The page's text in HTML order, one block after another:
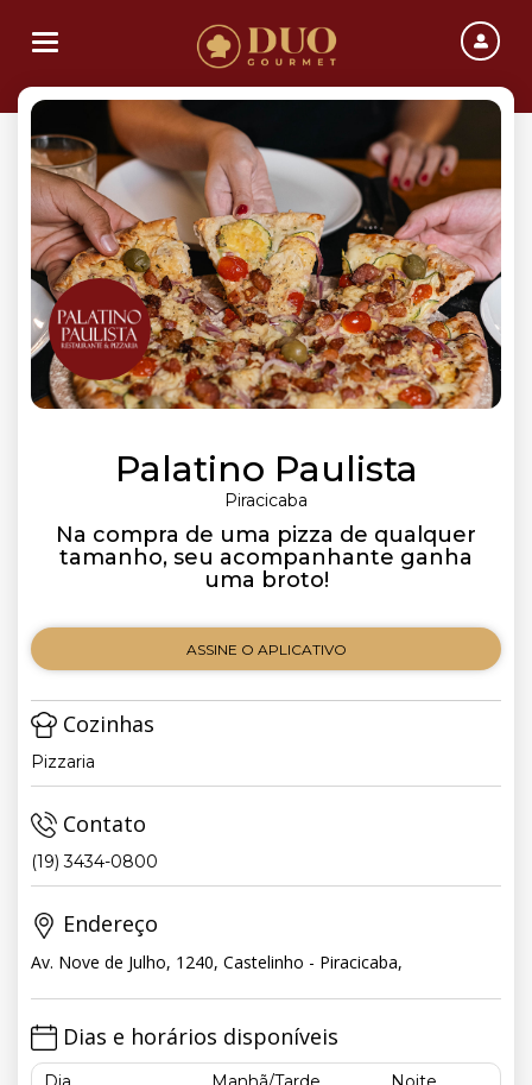
Toggle navigation
Palatino Paulista
Piracicaba
Na compra de uma pizza de qualquer
tamanho, seu acompanhante ganha
uma broto!
ASSINE O APLICATIVO
Cozinhas
Pizzaria
Contato
(19) 3434-0800
Endereço
Av. Nove de Julho, 1240, Castelinho - Piracicaba,
Dias e horários disponíveis